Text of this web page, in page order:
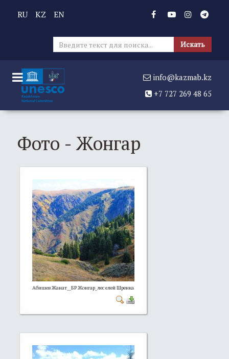
RU KZ EN
Искать
info@kazmab.kz
+7 727 269 48 65
Фото - Жонгар
Абишев Жанат__БР Жонгар_лес елей Шренка